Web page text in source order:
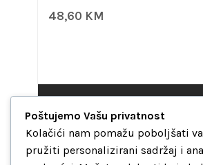
48,60 KM
“Set Up S” d.o.o.
Maršala Tita b.b.
Avaz Robot centar
Poštujemo Vašu privatnost
Kolačići nam pomažu poboljšati
pružiti personalizirani sadržaj i